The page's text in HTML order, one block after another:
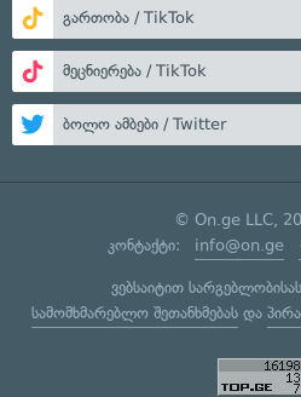
გართობა / TikTok
მეცნიერება / TikTok
ბოლო ამბები / Twitter
© On.ge LLC,
კონტაქტი: info@on.ge
ვებსაიტით
სამომხმარებლო შეთანხმებასდა